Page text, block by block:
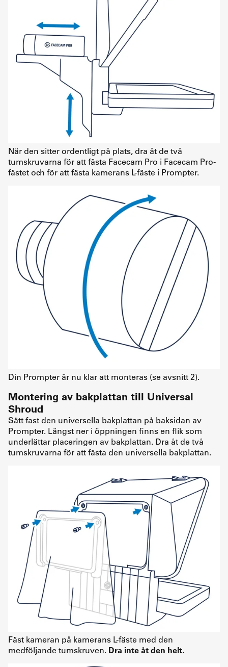
När den sitter ordentligt på plats, dra åt de två
tumskruvarna för att fästa Facecam Pro i Facecam Pro-
fästet och för att fästa kamerans L-fäste i Prompter.
Din Prompter är nu klar att monteras (se avsnitt 2).
Montering av bakplattan till Universal
Shroud
Sätt fast den universella bakplattan på baksidan av
Prompter. Längst ner i öppningen finns en flik som
underlättar placeringen av bakplattan. Dra åt de två
tumskruvarna för att fästa den universella bakplattan.
Fäst kameran på kamerans L-fäste med den
medföljande tumskruven. Dra inte åt den helt.